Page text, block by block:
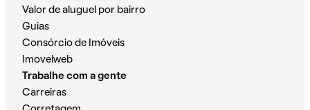
Valor de aluguel por bairro
Guias
Consórcio de Imóveis
Imovelweb
Trabalhe com a gente
Carreiras